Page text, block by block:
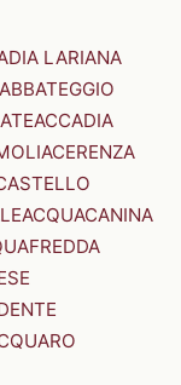
LARIANA
ABBATEGGIO
ACCADIA
ACERENZA
ACQUACANINA